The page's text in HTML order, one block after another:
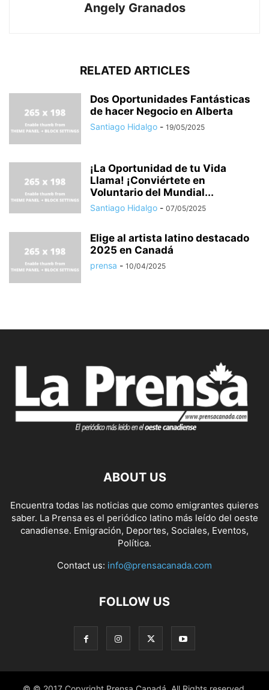
Angely Granados
RELATED ARTICLES
Dos Oportunidades Fantásticas
de hacer Negocio en Alberta
Santiago Hidalgo - 19/05/2025
¡La Oportunidad de tu Vida
Llama! ¡Conviértete en
Voluntario del Mundial...
Santiago Hidalgo - 07/05/2025
Elige al artista latino destacado
2025 en Canadá
prensa - 10/04/2025
ABOUT US
Encuentra todas las noticias que como emigrantes quieres
saber. La Prensa es el periódico latino más leído del oeste
canadiense. Emigración, Deportes, Sociales, Eventos,
Política.
Contact us: info@prensacanada.com
FOLLOW US